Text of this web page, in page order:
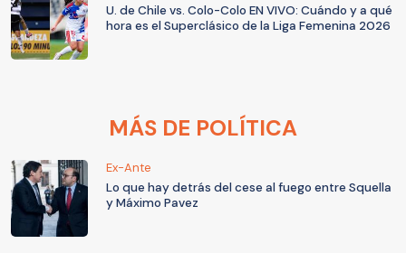
U. de Chile vs. Colo-Colo EN VIVO: Cuándo y a qué
hora es el Superclásico de la Liga Femenina 2026
MÁS DE POLÍTICA
Ex-Ante
Lo que hay detrás del cese al fuego entre Squella
y Máximo Pavez